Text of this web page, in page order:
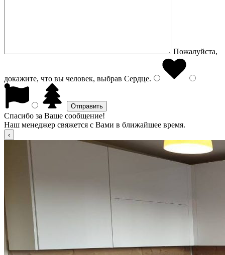
Пожалуйста,
докажите, что вы человек, выбрав Сердце.
Спасибо за Ваше сообщение!
Наш менеджер свяжется с Вами в ближайшее время.